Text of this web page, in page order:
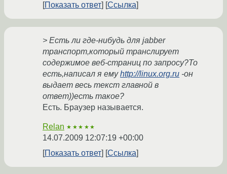
Показать ответ
Ссылка
> Есть ли где-нибудь для jabber
транспорт,который транслирует
содержимое веб-страниц по запросу?То
есть,написал я емуhttp://linux.org.ru -он
выдает весь текст главной в
ответ))есть такое?
Есть. Браузер называется.
Relan ★★★★★
14.07.2009 12:07:19 +00:00
Показать ответ
Ссылка